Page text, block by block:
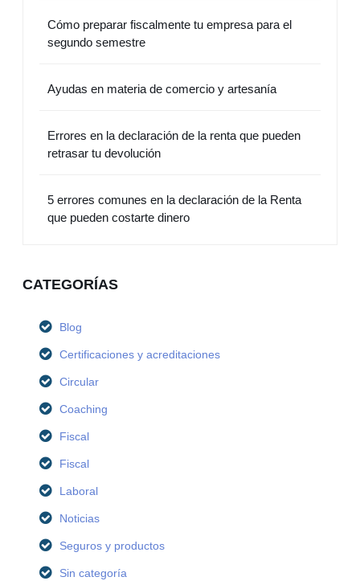
Cómo preparar fiscalmente tu empresa para el
segundo semestre
Ayudas en materia de comercio y artesanía
Errores en la declaración de la renta que pueden
retrasar tu devolución
5 errores comunes en la declaración de la Renta
que pueden costarte dinero
CATEGORÍAS
Blog
Certificaciones y acreditaciones
Circular
Coaching
Fiscal
Fiscal
Laboral
Noticias
Seguros y productos
Sin categoría